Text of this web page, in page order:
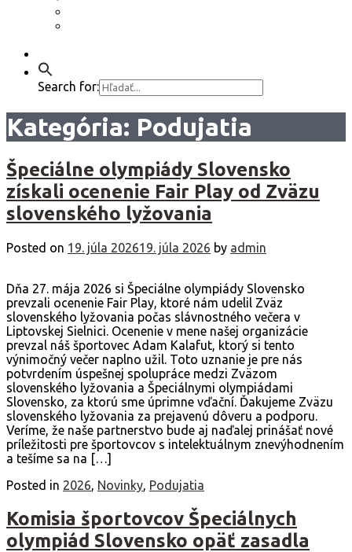
Search for:
Kategória: Podujatia
Špeciálne olympiády Slovensko
získali ocenenie Fair Play od Zväzu
slovenského lyžovania
Posted on 19. júla 202619. júla 2026 by admin
Dňa 27. mája 2026 si Špeciálne olympiády Slovensko
prevzali ocenenie Fair Play, ktoré nám udelil Zväz
slovenského lyžovania počas slávnostného večera v
Liptovskej Sielnici. Ocenenie v mene našej organizácie
prevzal náš športovec Adam Kalafut, ktorý si tento
výnimočný večer naplno užil. Toto uznanie je pre nás
potvrdením úspešnej spolupráce medzi Zväzom
slovenského lyžovania a Špeciálnymi olympiádami
Slovensko, za ktorú sme úprimne vďační. Ďakujeme Zväzu
slovenského lyžovania za prejavenú dôveru a podporu.
Veríme, že naše partnerstvo bude aj naďalej prinášať nové
príležitosti pre športovcov s intelektuálnym znevýhodnením
a tešíme sa na […]
Posted in 2026, Novinky, Podujatia
Komisia športovcov Špeciálnych
olympiád Slovensko opäť zasadla